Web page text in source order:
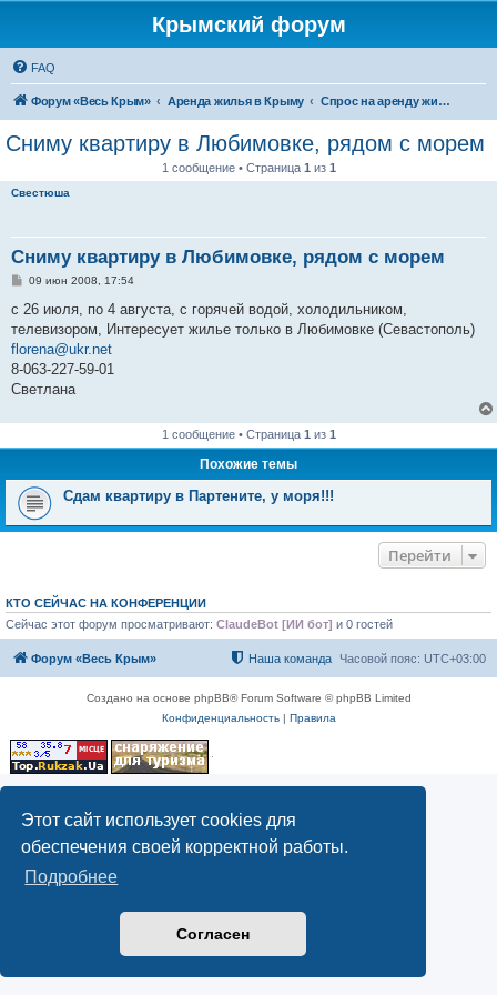
Этот сайт использует cookies для
обеспечения своей корректной работы.
Подробнее
Согласен
Крымский форум
FAQ
Форум «Весь Крым» Аренда жилья в Крыму Спрос на аренду жилья в Крыму
Сниму квартиру в Любимовке, рядом с морем
1 сообщение • Страница 1 из 1
Свестюша
Сниму квартиру в Любимовке, рядом с морем
С
о
щ
е
и
е
09 июн 2008, 17:54
с 26 июля, по 4 августа, с горячей водой, холодильником,
телевизором, Интересует жилье только в Любимовке (Севастополь)
florena@ukr.net
8-063-227-59-01
Светлана
1 сообщение • Страница 1 из 1
Похожие темы
Сдам квартиру в Партените, у моря!!!
Перейти
КТО СЕЙЧАС НА КОНФЕРЕНЦИИ
Сейчас этот форум просматривают: ClaudeBot [ИИ бот] и 0 гостей
Форум «Весь Крым» Часовой пояс: UTC+03:00
Наша команда
Создано на основе phpBB® Forum Software © phpBB Limited
Конфиденциальность| Правила